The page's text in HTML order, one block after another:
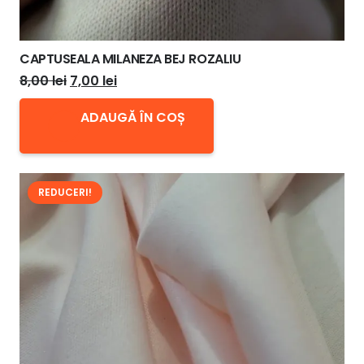
CAPTUSEALA MILANEZA BEJ ROZALIU
8,00lei Prețul
inițial
8,00 lei.
7,00 leiPrețul
curent
este:
ADAUGĂ ÎN COȘ
REDUCERI!